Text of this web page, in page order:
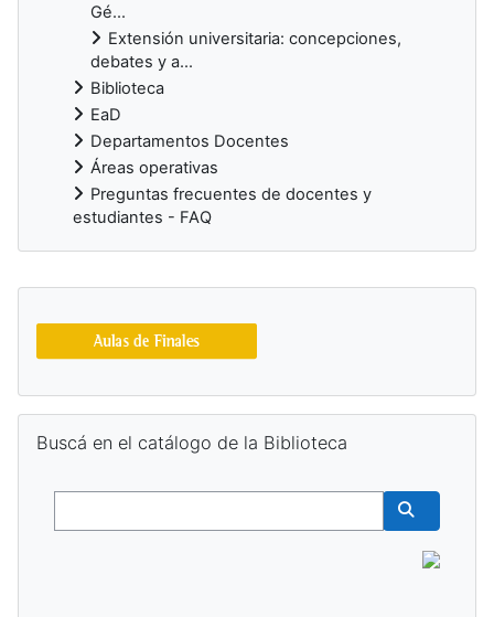
Gé...
Extensión universitaria: concepciones,
debates y a...
Biblioteca
EaD
Departamentos Docentes
Áreas operativas
Preguntas frecuentes de docentes y
estudiantes - FAQ
Bloques suplementarios
Buscá en el catálogo de la Biblioteca
Buscar